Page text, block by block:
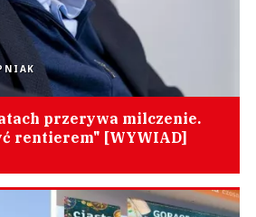
przerywa milczenie.
rentierem" [WYWIAD]